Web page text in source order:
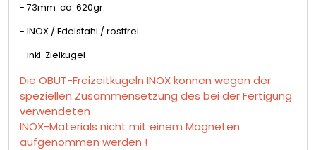
- 73mm ca. 620gr.
- INOX / Edelstahl / rostfrei
- inkl. Zielkugel
Die OBUT-Freizeitkugeln INOX können wegen der
speziellen Zusammensetzung des bei der Fertigung
verwendeten
INOX-Materials nicht mit einem Magneten
aufgenommen werden !